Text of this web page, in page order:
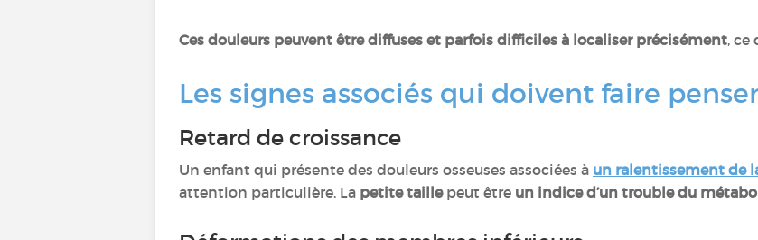
Ces douleurs peuvent être diffuses et parfois difficiles à localiser précisément, ce
Les signes associés qui doivent faire penser
Retard de croissance
Un enfant qui présente des douleurs osseuses associées à un ralentissement de
attention particulière. La petite taillepeut être un indice d’un trouble du